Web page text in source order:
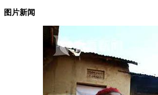
图片新闻